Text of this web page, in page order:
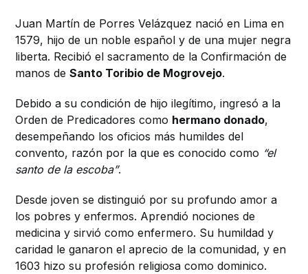
Juan Martín de Porres Velázquez nació en Lima en
1579, hijo de un noble español y de una mujer negra
liberta. Recibió el sacramento de la Confirmación de
manos deSanto Toribio de Mogrovejo.
Debido a su condición de hijo ilegítimo, ingresó a la
Orden de Predicadores como hermano donado,
desempeñando los oficios más humildes del
convento, razón por la que es conocido como “el
santo de la escoba”.
Desde joven se distinguió por su profundo amor a
los pobres y enfermos. Aprendió nociones de
medicina y sirvió como enfermero. Su humildad y
caridad le ganaron el aprecio de la comunidad, y en
1603 hizo su profesión religiosa como dominico.